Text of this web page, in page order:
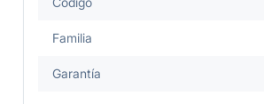
Familia
Garantía